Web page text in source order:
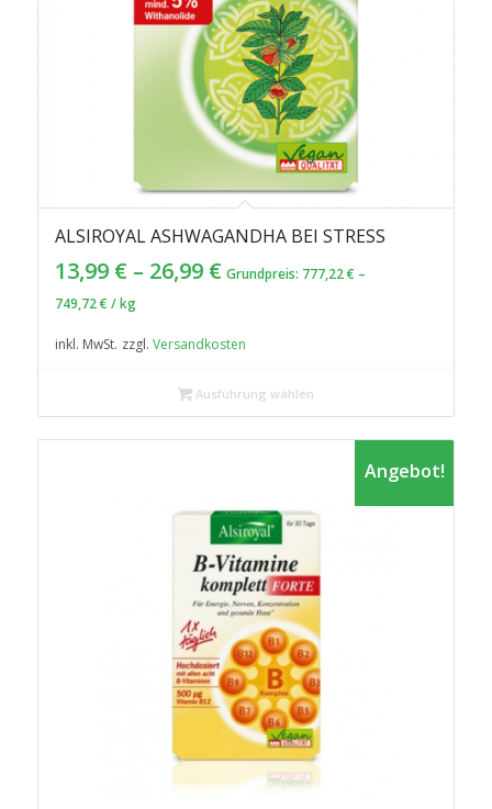
ALSIROYAL ASHWAGANDHA BEI STRESS
13,99 €– 26,99 € Grundpreis: 777,22€ –
749,72€ /kg
inkl. MwSt. zzgl. Versandkosten
Ausführung wählen
Angebot!